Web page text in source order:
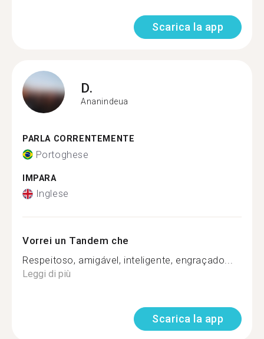
Scarica la app
D.
Ananindeua
PARLA CORRENTEMENTE
Portoghese
IMPARA
Inglese
Vorrei un Tandem che
Respeitoso, amigável, inteligente, engraçado...
Leggi di più
Scarica la app